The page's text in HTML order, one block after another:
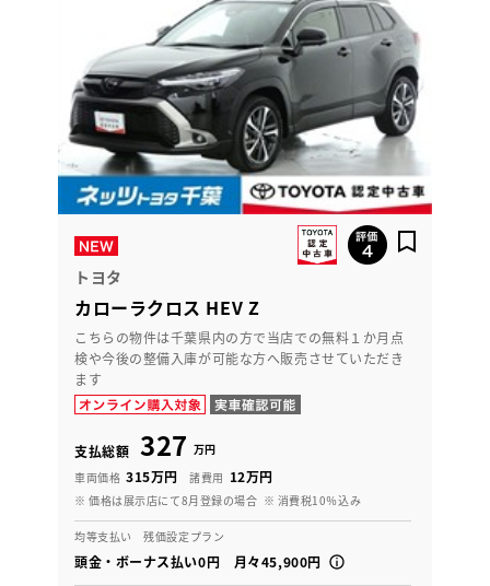
トヨタ
カローラクロス HEV Z
こちらの物件は千葉県内の方で当店での無料１か月点
検や今後の整備入庫が可能な方へ販売させていただき
ます
支払総額 327 万円
車両価格 315万円 諸費用 12万円
※ 価格は展示店にて8月登録の場合 ※ 消費税10％込み
均等支払い 残価設定プラン
頭金・ボーナス払い0円 月々45,900円